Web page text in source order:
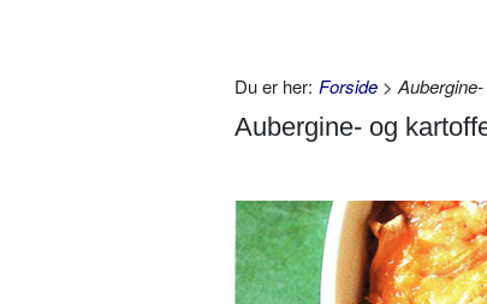
Du er her: Forside >
Aubergine- og